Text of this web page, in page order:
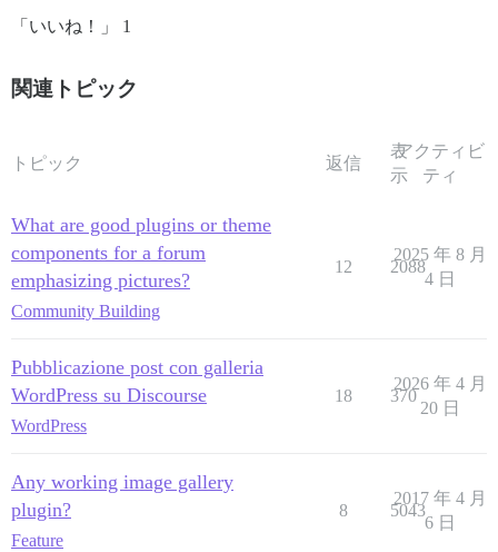
「いいね！」 1
関連トピック
トピック 返信
表
示
アクティビ
ティ
What are good plugins or theme
components for a forum
emphasizing pictures?
Community Building
12 2088
2025 年 8 月
4 日
Pubblicazione post con galleria
WordPress su Discourse
WordPress
18 370
2026 年 4 月
20 日
Any working image gallery
plugin?
Feature
8 5043
2017 年 4 月
6 日